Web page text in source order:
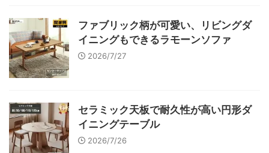
ファブリック柄が可愛い、リビングダ
イニングもできるラモーンソファ
2026/7/27
セラミック天板で耐久性が高い円形ダ
イニングテーブル
2026/7/26